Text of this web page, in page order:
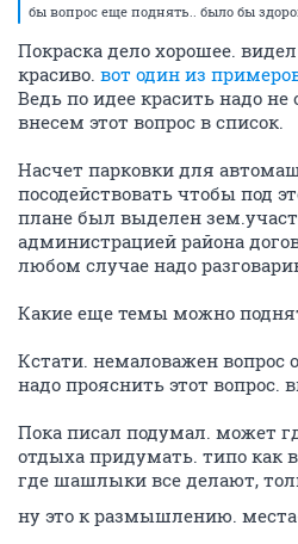
бы вопрос еще поднять.. было бы
Покраска дело хорошее.
красиво. вот один из
Ведь по идее красить надо не
внесем этот вопрос в список.
Насчет парковки для
посодействовать чтобы под
плане был выделен
администрацией района
любом случае надо
Какие еще темы можно
Кстати. немаловажен вопрос
надо прояснить этот вопрос.
Пока писал подумал. может
отдыха придумать. типо как
где шашлыки все делают,
ну это к размышлению.